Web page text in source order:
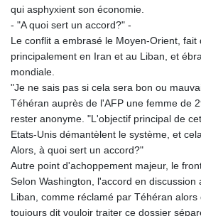
qui asphyxient son économie.
- "A quoi sert un accord?" -
Le conflit a embrasé le Moyen-Orient, fait
principalement en Iran et au Liban, et
mondiale.
"Je ne sais pas si cela sera bon ou
Téhéran auprès de l'AFP une femme de
rester anonyme. "L'objectif principal de
Etats-Unis démantèlent le système, et
Alors, à quoi sert un accord?"
Autre point d'achoppement majeur, le
Selon Washington, l'accord en discussion
Liban, comme réclamé par Téhéran alors
toujours dit vouloir traiter ce dossier